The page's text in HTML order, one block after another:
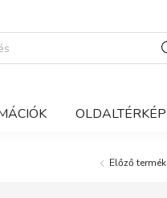
OLDALTÉRKÉP
Előző termék